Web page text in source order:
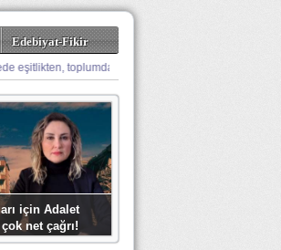
Edebiyat-Fikir
için Adalet
çok net çağrı!